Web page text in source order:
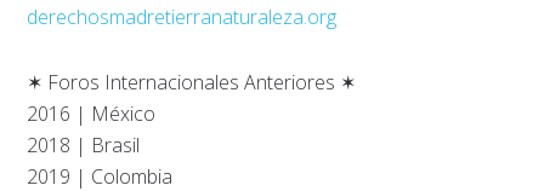
derechosmadretierranaturaleza.org
✶ Foros Internacionales Anteriores ✶
2016 | México
2018 | Brasil
2019 | Colombia